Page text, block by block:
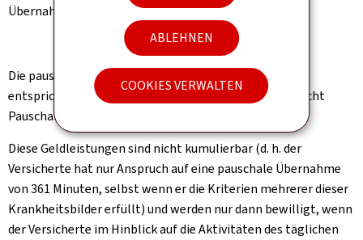
ABLEHNEN
COOKIES VERWALTEN
Übernahme von 361 Minuten pro Woche.
Die pauschale Übernahme von 361 Minuten pro Woche
entspricht einer Zahlung von 162,50 €/Woche (entspricht
Pauschale 7 der Geldleistungen).
Diese Geldleistungen sind nicht kumulierbar (d. h. der
Versicherte hat nur Anspruch auf eine pauschale Übernahme
von 361 Minuten, selbst wenn er die Kriterien mehrerer dieser
Krankheitsbilder erfüllt) und werden nur dann bewilligt, wenn
der Versicherte im Hinblick auf die Aktivitäten des täglichen